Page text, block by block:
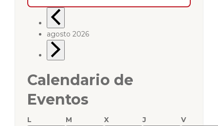
agosto 2026
Calendario de
Eventos
L M X J
V